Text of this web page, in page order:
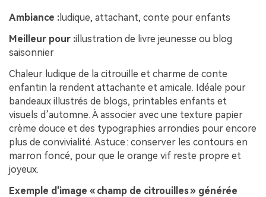
Ambiance : ludique, attachant, conte pour enfants
Meilleur pour :illustration de livre jeunesse ou blog
saisonnier
Chaleur ludique de la citrouille et charme de conte
enfantin la rendent attachante et amicale. Idéale pour
bandeaux illustrés de blogs, printables enfants et
visuels d’automne. À associer avec une texture papier
crème douce et des typographies arrondies pour encore
plus de convivialité. Astuce : conserver les contours en
marron foncé, pour que le orange vif reste propre et
joyeux.
Exemple d'image « champ de citrouilles » générée